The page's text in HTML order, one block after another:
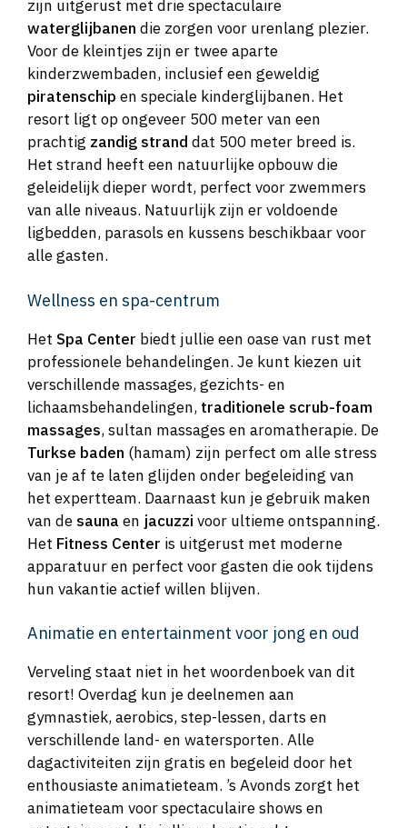
zijn uitgerust met drie spectaculaire
waterglijbanen die zorgen voor urenlang plezier.
Voor de kleintjes zijn er twee aparte
kinderzwembaden, inclusief een geweldig
piratenschip en speciale kinderglijbanen. Het
resort ligt op ongeveer 500 meter van een
prachtig zandig strand dat 500 meter breed is.
Het strand heeft een natuurlijke opbouw die
geleidelijk dieper wordt, perfect voor zwemmers
van alle niveaus. Natuurlijk zijn er voldoende
ligbedden, parasols en kussens beschikbaar voor
alle gasten.
Wellness en spa-centrum
Het Spa Center biedt jullie een oase van rust met
professionele behandelingen. Je kunt kiezen uit
verschillende massages, gezichts- en
lichaamsbehandelingen, traditionele scrub-foam
massages, sultan massages en aromatherapie. De
Turkse baden (hamam) zijn perfect om alle stress
van je af te laten glijden onder begeleiding van
het expertteam. Daarnaast kun je gebruik maken
van de sauna en jacuzzi voor ultieme ontspanning.
Het Fitness Center is uitgerust met moderne
apparatuur en perfect voor gasten die ook tijdens
hun vakantie actief willen blijven.
Animatie en entertainment voor jong en oud
Verveling staat niet in het woordenboek van dit
resort! Overdag kun je deelnemen aan
gymnastiek, aerobics, step-lessen, darts en
verschillende land- en watersporten. Alle
dagactiviteiten zijn gratis en begeleid door het
enthousiaste animatieteam. ’s Avonds zorgt het
animatieteam voor spectaculaire shows en